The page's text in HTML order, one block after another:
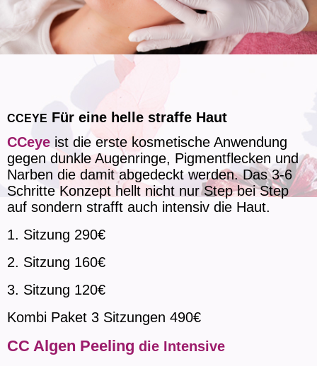
CCEYE Für eine helle straffe Haut
CCeye ist die erste kosmetische Anwendung
gegen dunkle Augenringe, Pigmentflecken und
Narben die damit abgedeckt werden. Das 3-6
Schritte Konzept hellt nicht nur Step bei Step
auf sondern strafft auch intensiv die Haut.
1. Sitzung 290€
2. Sitzung 160€
3. Sitzung 120€
Kombi Paket 3 Sitzungen 490€
CC Algen Peeling die Intensive